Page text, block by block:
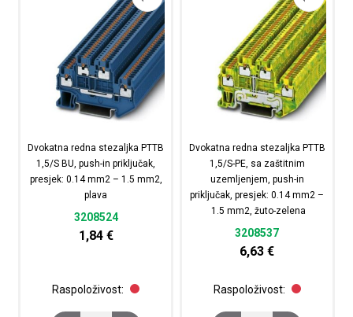
Dvokatna redna stezaljka PTTB
1,5/S BU, push-in priključak,
presjek: 0.14 mm2 – 1.5 mm2,
plava
3208524
1,84 €
Raspoloživost:
Dvokatna redna stezaljka PTTB
1,5/S-PE, sa zaštitnim
uzemljenjem, push-in
priključak, presjek: 0.14 mm2 –
1.5 mm2, žuto-zelena
3208537
6,63€
Raspoloživost: